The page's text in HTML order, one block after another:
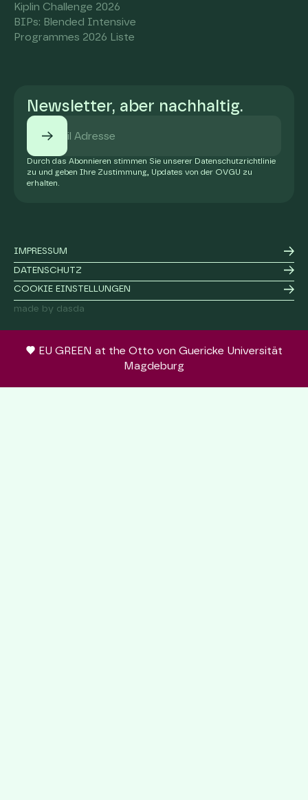
Kiplin Challenge 2026
BIPs: Blended Intensive
Programmes 2026 Liste
Newsletter, aber nachhaltig.
Durch das Abonnieren stimmen Sie unserer Datenschutzrichtlinie
zu und geben Ihre Zustimmung, Updates von der OVGU zu
erhalten.
IMPRESSUM
DATENSCHUTZ
COOKIE EINSTELLUNGEN
made by dasda
EU GREEN at the Otto von Guericke Universität
Magdeburg